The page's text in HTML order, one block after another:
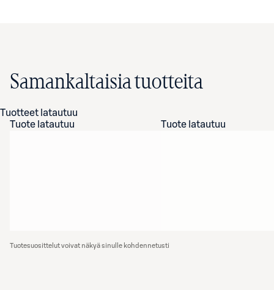
Samankaltaisia tuotteita
Tuotteet latautuu
Tuote latautuu
Tuote latautuu
Tuotesuosittelut voivat näkyä sinulle kohdennetusti